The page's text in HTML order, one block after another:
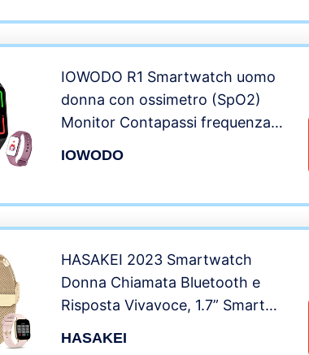
IOWODO R1 Smartwatch uomo
donna con ossimetro (SpO2)
Monitor Contapassi frequenza
IOWODO
HASAKEI 2023 Smartwatch
Donna Chiamata Bluetooth e
Risposta Vivavoce, 1.7” Smart
HASAKEI